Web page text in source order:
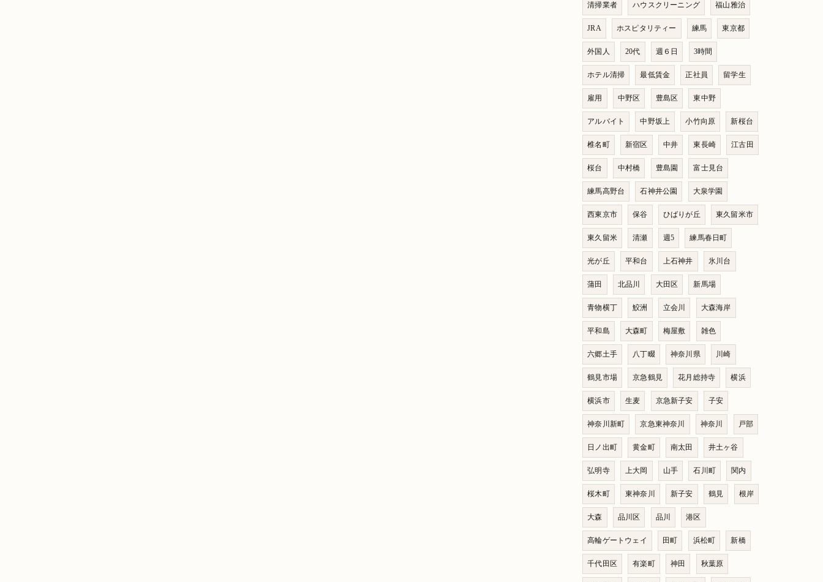
清掃業者 ハウスクリーニング 福山雅治
JRA ホスピタリティー 練馬 東京都
外国人 20代 週６日 3時間
ホテル清掃 最低賃金 正社員 留学生
雇用 中野区 豊島区 東中野
アルバイト 中野坂上 小竹向原 新桜台
椎名町 新宿区 中井 東長崎 江古田
桜台 中村橋 豊島園 富士見台
練馬高野台 石神井公園 大泉学園
西東京市 保谷 ひばりが丘 東久留米市
東久留米 清瀬 週5 練馬春日町
光が丘 平和台 上石神井 氷川台
蒲田 北品川 大田区 新馬場
青物横丁 鮫洲 立会川 大森海岸
平和島 大森町 梅屋敷 雑色
六郷土手 八丁畷 神奈川県 川崎
鶴見市場 京急鶴見 花月総持寺 横浜
横浜市 生麦 京急新子安 子安
神奈川新町 京急東神奈川 神奈川 戸部
日ノ出町 黄金町 南太田 井土ヶ谷
弘明寺 上大岡 山手 石川町 関内
桜木町 東神奈川 新子安 鶴見 根岸
大森 品川区 品川 港区
高輪ゲートウェイ 田町 浜松町 新橋
千代田区 有楽町 神田 秋葉原